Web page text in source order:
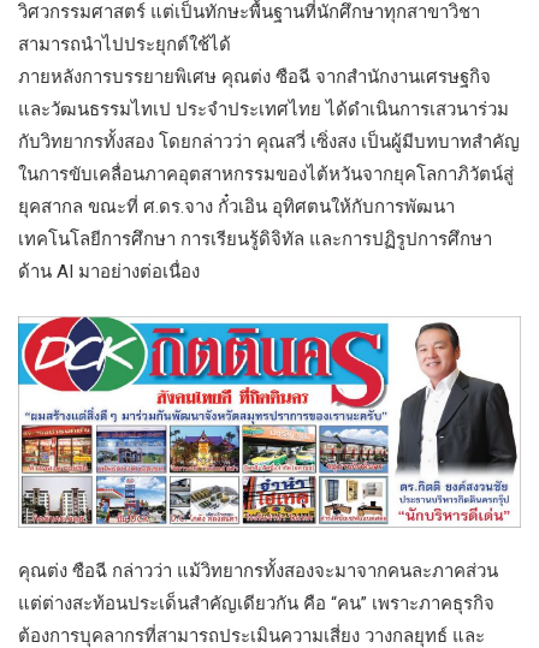
วิศวกรรมศาสตร์ แต่เป็นทักษะพื้นฐานที่นักศึกษาทุกสาขาวิชา
สามารถนำไปประยุกต์ใช้ได้
ภายหลังการบรรยายพิเศษ คุณต่ง ซือฉี จากสำนักงานเศรษฐกิจ
และวัฒนธรรมไทเป ประจำประเทศไทย ได้ดำเนินการเสวนาร่วม
กับวิทยากรทั้งสอง โดยกล่าวว่า คุณสวี่ เซิ่งสง เป็นผู้มีบทบาทสำคัญ
ในการขับเคลื่อนภาคอุตสาหกรรมของไต้หวันจากยุคโลกาภิวัตน์สู่
ยุคสากล ขณะที่ ศ.ดร.จาง กั๋วเอิน อุทิศตนให้กับการพัฒนา
เทคโนโลยีการศึกษา การเรียนรู้ดิจิทัล และการปฏิรูปการศึกษา
ด้าน AI มาอย่างต่อเนื่อง
คุณต่ง ซือฉี กล่าวว่า แม้วิทยากรทั้งสองจะมาจากคนละภาคส่วน
แต่ต่างสะท้อนประเด็นสำคัญเดียวกัน คือ “คน” เพราะภาคธุรกิจ
ต้องการบุคลากรที่สามารถประเมินความเสี่ยง วางกลยุทธ์ และ